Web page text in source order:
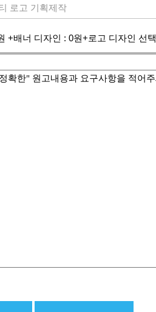
로고 기획제작
+배너 디자인 : 0원+로고 디자인 선
확한" 원고내용과 요구사항을 적어